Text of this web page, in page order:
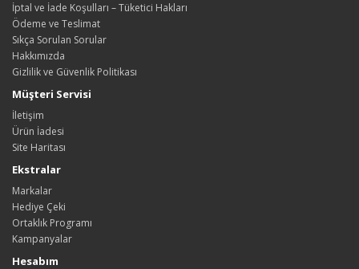
İptal ve İade Koşulları – Tüketici Hakları
Ödeme ve Teslimat
Sıkça Sorulan Sorular
Hakkımızda
Gizlilik ve Güvenlik Politikası
Müşteri Servisi
İletişim
Ürün İadesi
Site Haritası
Ekstralar
Markalar
Hediye Çeki
Ortaklık Programı
Kampanyalar
Hesabım